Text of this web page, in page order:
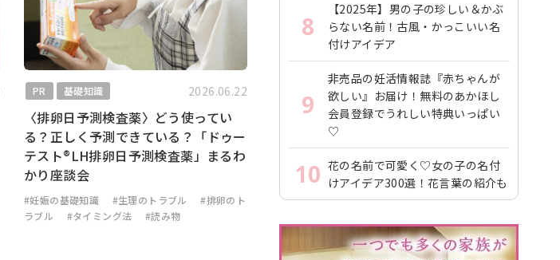
PR 基礎知識 2026.06.22
〈排卵日予測検査薬〉どう使ってい
る？正しく予測できている？「ドゥー
テスト®LH排卵日予測検査薬」まるわ
かり座談会
#妊娠の基礎知識 #生理のトラブル
#排卵のト
ラブル
#タイミング法 #読み物
8
【2025年】男の子の珍しい＆かぶ
らない名前！古風・かっこいい名
付けアイデア
9
非売品の妊活情報誌『赤ちゃんが
欲しい』お届け！無料のあかほし
会員登録でうれしい特典いっぱい
♡
10 花の名前で可愛く♡女の子の名付
けアイデア300選！花言葉の紹介も